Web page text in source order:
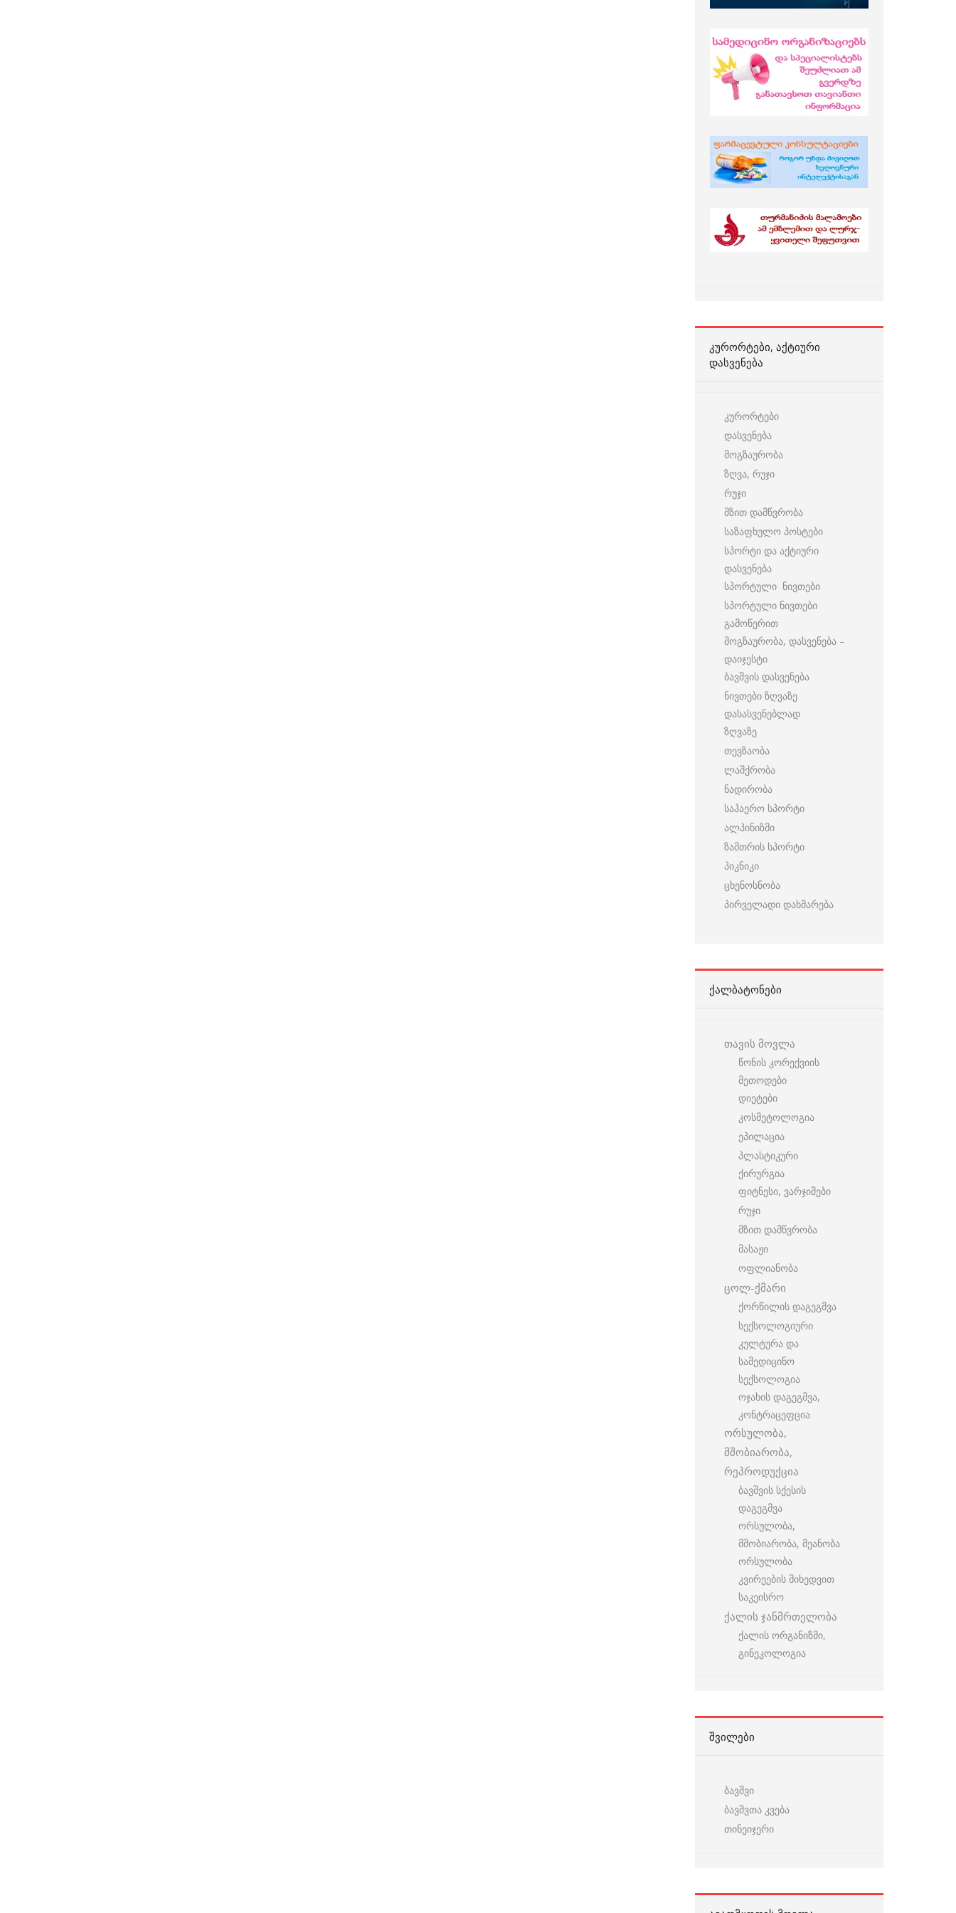
ᲙᲣᲠᲝᲠᲢᲔᲑᲘ, ᲐᲥᲢᲘᲣᲠᲘ
ᲓᲐᲡᲕᲔᲜᲔᲑᲐ
კურორტები
დასვენება
მოგზაურობა
ზღვა, რუჯი
რუჯი
მზით დამწვრობა
საზაფხულო პოსტები
სპორტი და აქტიური
დასვენება
სპორტული ნივთები
სპორტული ნივთები
გამოწერით
მოგზაურობა, დასვენება –
დაიჯესტი
ბავშვის დასვენება
ნივთები ზღვაზე
დასასვენებლად
ზღვაზე
თევზაობა
ლაშქრობა
ნადირობა
საჰაერო სპორტი
ალპინიზმი
ზამთრის სპორტი
პიკნიკი
ცხენოსნობა
პირველადი დახმარება
ᲥᲐᲚᲑᲐᲢᲝᲜᲔᲑᲘ
თავის მოვლა
წონის კორექვიის
მეთოდები
დიეტები
კოსმეტოლოგია
ეპილაცია
პლასტიკური
ქირურგია
ფიტნესი, ვარჯიშები
რუჯი
მზით დამწვრობა
მასაჟი
ოფლიანობა
ცოლ-ქმარი
ქორწილის დაგეგმვა
სექსოლოგიური
კულტურა და
სამედიცინო
სექსოლოგია
ოჯახის დაგეგმვა,
კონტრაცეფცია
ორსულობა,
მშობიარობა,
რეპროდუქცია
ბავშვის სქესის
დაგეგმვა
ორსულობა,
მშობიარობა, მეანობა
ორსულობა
კვირეების მიხედვით
საკეისრო
ქალის ჯანმრთელობა
ქალის ორგანიზმი,
გინეკოლოგია
ᲨᲕᲘᲚᲔᲑᲘ
ბავშვი
ბავშვთა კვება
თინეიჯერი